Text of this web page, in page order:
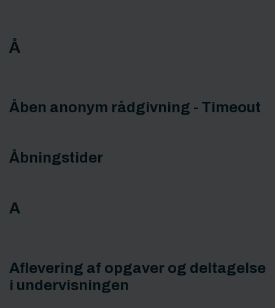
Å
Åben anonym rådgivning - Timeout
Åbningstider
A
Aflevering af opgaver og deltagelse
i undervisningen